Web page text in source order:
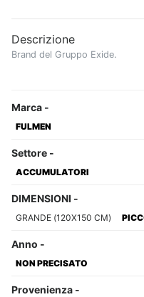
Descrizione
Brand del Gruppo Exide.
Marca -
FULMEN
Settore -
ACCUMULATORI
DIMENSIONI -
GRANDE (120X150 CM)
Anno -
NON PRECISATO
Provenienza -